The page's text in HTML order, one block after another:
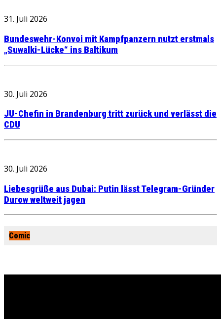
31. Juli 2026
Bundeswehr-Konvoi mit Kampfpanzern nutzt erstmals
„Suwalki-Lücke“ ins Baltikum
30. Juli 2026
JU-Chefin in Brandenburg tritt zurück und verlässt die
CDU
30. Juli 2026
Liebesgrüße aus Dubai: Putin lässt Telegram-Gründer
Durow weltweit jagen
Comic